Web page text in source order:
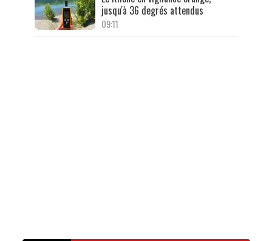
jusqu'à 36 degrés attendus
09:11